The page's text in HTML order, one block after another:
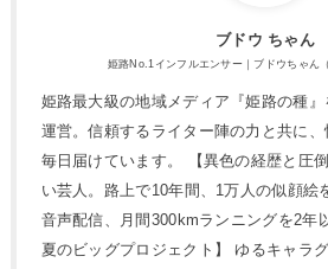
ブドウ ちゃん
姫路No.1インフルエンサー｜ブドウちゃん
姫路最大級の地域メディア『姫路の種
運営。信頼するライター陣の力と共に
毎日届けています。 【異色の経歴と圧
い芸人。路上で10年間、1万人の似顔絵
音声配信、月間300kmランニングを2年
夏のビッグプロジェクト】 ゆるキャラ